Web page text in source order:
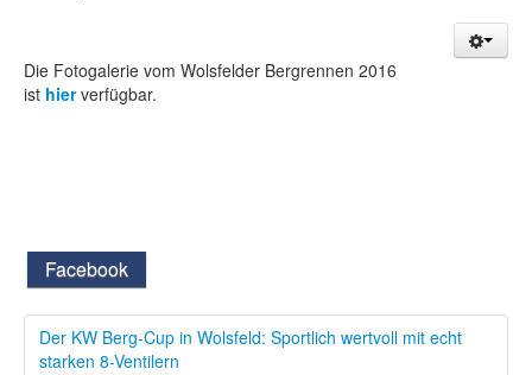
Die Fotogalerie vom Wolsfelder Bergrennen 2016
ist hierverfügbar.
Facebook
Der KW Berg-Cup in Wolsfeld: Sportlich wertvoll mit echt
starken 8-Ventilern